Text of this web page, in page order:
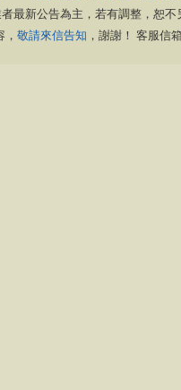
最新公告為主，若有調整，恕
敬請來信告知 ，謝謝！ 客服信